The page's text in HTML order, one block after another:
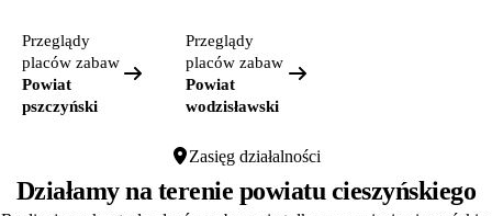
Przeglądy
placów zabaw
Powiat
pszczyński
Przeglądy
placów zabaw
Powiat
wodzisławski
Zasięg działalności
Działamy na terenie powiatu cieszyńskiego